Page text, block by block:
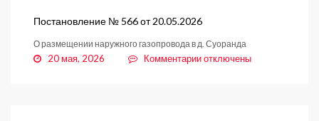
от
Постановление № 566 от 20.05.2026
О размещении наружного газопровода в д. Суоранда
20 мая, 2026 Комментариикотключены